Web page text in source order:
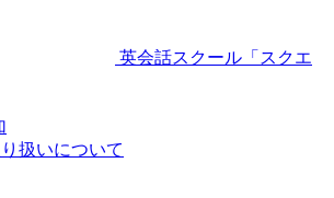
英会話スクール「スクエ
扱いについて